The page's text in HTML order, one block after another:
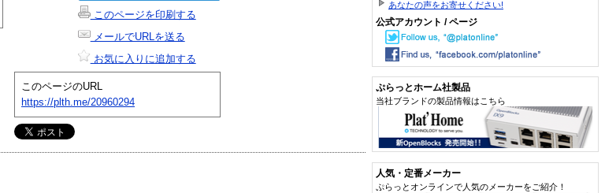
このページを印刷する
メールでURLを送る
お気に入りに追加する
このページのURL
https://plth.me/20960294
あなたの声をお寄せください!
公式アカウント / ページ
ぷらっとホーム社製品
当社ブランドの製品情報はこちら
人気・定番メーカー
ぷらっとオンラインで人気のメーカーをご紹介！